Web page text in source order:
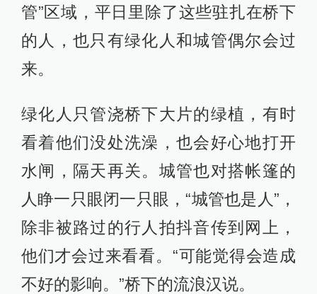
管”区域，平日里除了这些驻扎在桥下
的人，也只有绿化人和城管偶尔会过
来。
绿化人只管浇桥下大片的绿植，有时
看着他们没处洗澡，也会好心地打开
水闸，隔天再关。城管也对搭帐篷的
人睁一只眼闭一只眼，“城管也是人”，
除非被路过的行人拍抖音传到网上，
他们才会过来看看。“可能觉得会造成
不好的影响。”桥下的流浪汉说。